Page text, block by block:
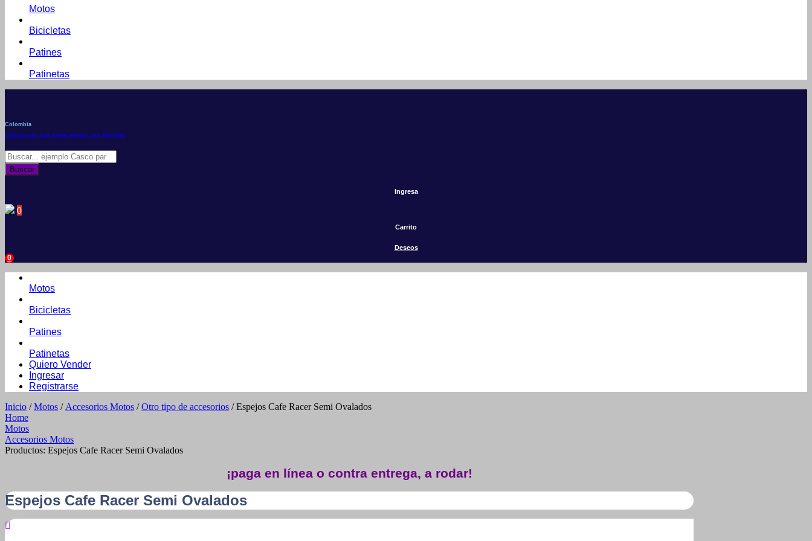
Motos
Bicicletas
Patines
Patinetas
Colombia
Conoce por qué debes vender con Mercleta
Búsqueda
de
productos
Buscar
Ingresa
0
Carrito
Deseos
0
Motos
Bicicletas
Patines
Patinetas
Quiero Vender
Ingresar
Registrarse
Inicio /Motos / Accesorios Motos /Otro tipo de accesorios / Espejos Cafe Racer Semi Ovalados
Home
Motos
Accesorios Motos
Productos: Espejos Cafe Racer Semi Ovalados
¡paga en línea o contra entrega, a rodar!
Espejos Cafe Racer Semi Ovalados